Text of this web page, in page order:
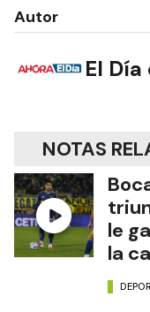
Autor
El
NOTAS
le
la